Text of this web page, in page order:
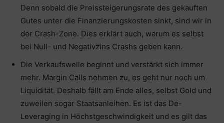
Denn sobald die Preissteigerungsrate des gekauften
Gutes unter die Finanzierungskosten sinkt, sind wir in
der Crash-Zone. Dies erklärt auch, warum es selbst
bei Null- und Negativzins Crashs geben kann.
Die Verkaufswelle beginnt und verstärkt sich immer
mehr. Margin Calls nehmen zu, es geht nur noch um
Liquidität. Deshalb fällt am Ende alles, selbst Gold und
zuweilen sogar Staatsanleihen. Es ist das De-
Leveraging in Höchstgeschwindigkeit und es gilt das